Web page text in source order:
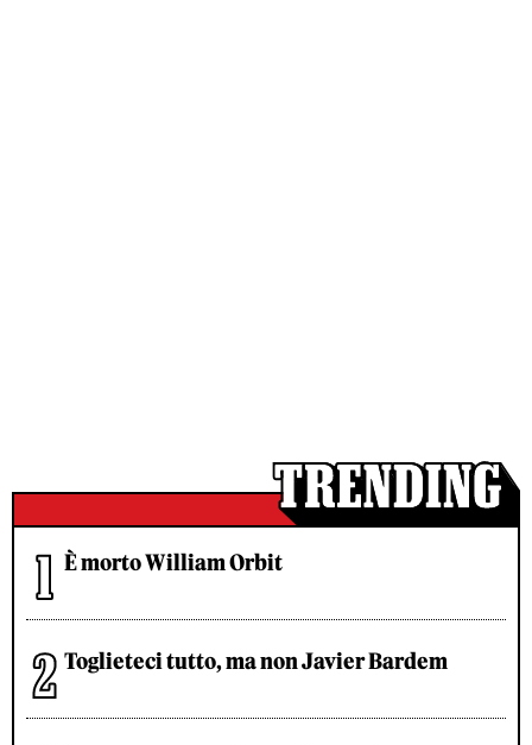
È morto William Orbit
Toglieteci tutto, ma non Javier Bardem